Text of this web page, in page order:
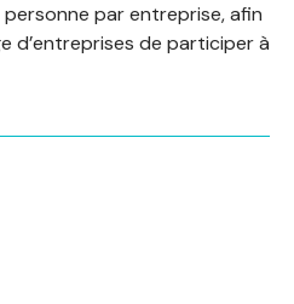
personne par entreprise, afin
d’entreprises de participer à